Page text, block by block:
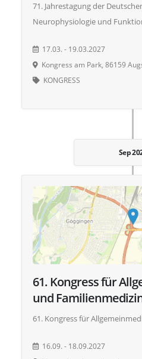
71. Jahrestagung der
Neurophysiologie und
17.03. - 19.03.2027
Kongress am Park, 86159
KONGRESS
Sep
61. Kongress für
und
61. Kongress für
16.09. - 18.09.2027